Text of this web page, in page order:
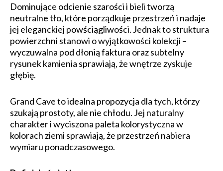
Dominujące odcienie szarości i bieli tworzą
neutralne tło, które porządkuje przestrzeń i nadaje
jej eleganckiej powściągliwości. Jednak to struktura
powierzchni stanowi o wyjątkowości kolekcji –
wyczuwalna pod dłonią faktura oraz subtelny
rysunek kamienia sprawiają, że wnętrze zyskuje
głębię.
Grand Cave to idealna propozycja dla tych, którzy
szukają prostoty, ale nie chłodu. Jej naturalny
charakter i wyciszona paleta kolorystyczna w
kolorach ziemi sprawiają, że przestrzeń nabiera
wymiaru ponadczasowego.